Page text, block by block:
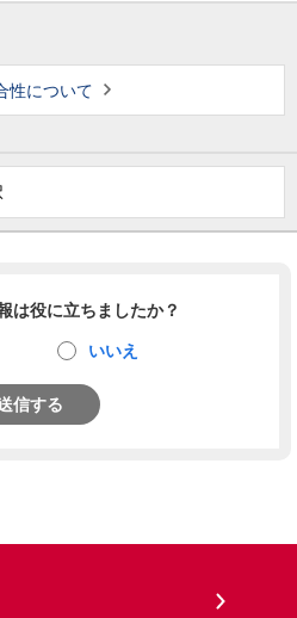
性について
は役に立ちましたか？
いいえ
信する